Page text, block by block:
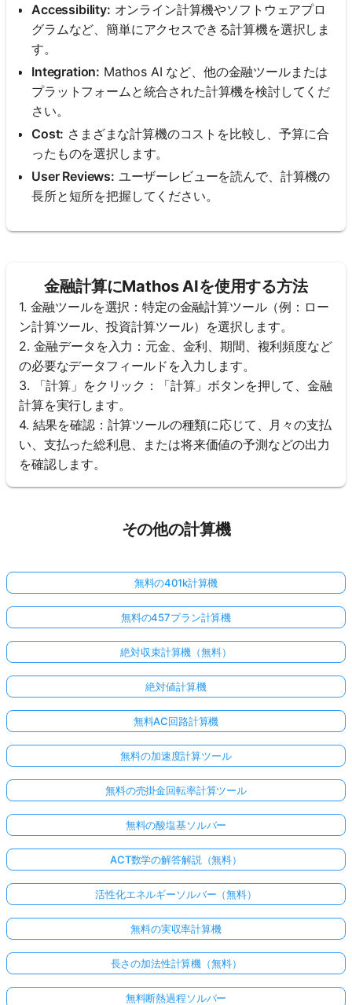
Accessibility: オンライン計算機やソフトウェアプロ
グラムなど、簡単にアクセスできる計算機を選択しま
す。
Integration: Mathos AI など、他の金融ツールまたは
プラットフォームと統合された計算機を検討してくだ
さい。
Cost: さまざまな計算機のコストを比較し、予算に合
ったものを選択します。
User Reviews: ユーザーレビューを読んで、計算機の
長所と短所を把握してください。
金融計算にMathos AIを使用する方法
1. 金融ツールを選択：特定の金融計算ツール（例：ロー
ン計算ツール、投資計算ツール）を選択します。
2. 金融データを入力：元金、金利、期間、複利頻度など
の必要なデータフィールドを入力します。
3. 「計算」をクリック：「計算」ボタンを押して、金融
計算を実行します。
4. 結果を確認：計算ツールの種類に応じて、月々の支払
い、支払った総利息、または将来価値の予測などの出力
を確認します。
その他の計算機
無料の401k計算機
無料の457プラン計算機
絶対収束計算機（無料）
絶対値計算機
無料AC回路計算機
無料の加速度計算ツール
無料の売掛金回転率計算ツール
無料の酸塩基ソルバー
ACT数学の解答解説（無料）
活性化エネルギーソルバー（無料）
無料の実収率計算機
長さの加法性計算機（無料）
無料断熱過程ソルバー